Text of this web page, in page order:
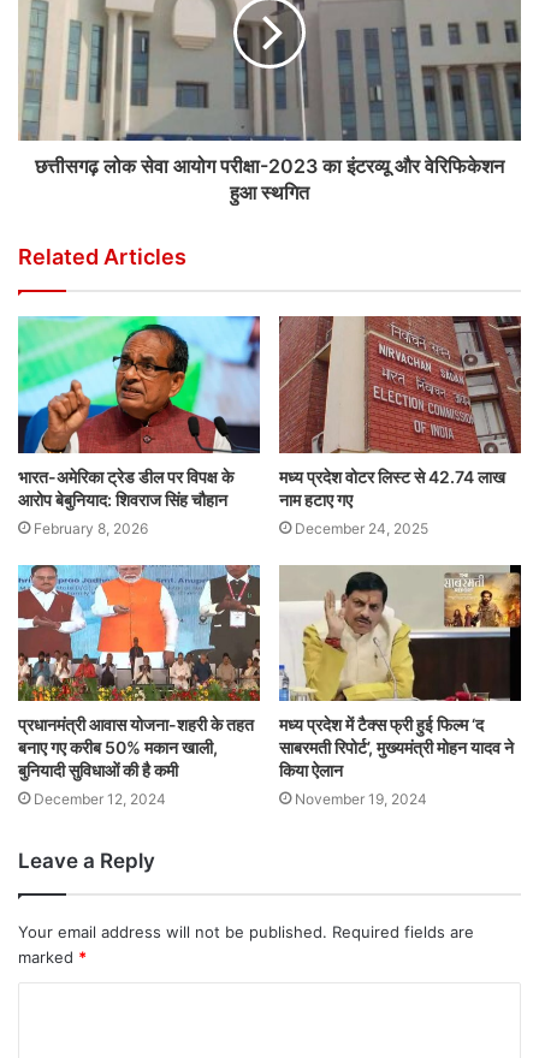
छत्तीसगढ़ लोक सेवा आयोग परीक्षा-2023 का इंटरव्यू और वेरिफिकेशन
हुआ स्थगित
Related Articles
भारत-अमेरिका ट्रेड डील पर विपक्ष के
आरोप बेबुनियाद: शिवराज सिंह चौहान
February 8, 2026
मध्य प्रदेश वोटर लिस्ट से 42.74 लाख
नाम हटाए गए
December 24, 2025
प्रधानमंत्री आवास योजना-शहरी के तहत
बनाए गए करीब 50% मकान खाली,
बुनियादी सुविधाओं की है कमी
December 12, 2024
मध्य प्रदेश में टैक्स फ्री हुई फिल्म ‘द
साबरमती रिपोर्ट’, मुख्यमंत्री मोहन यादव ने
किया ऐलान
November 19, 2024
Leave a Reply
Your email address will not be published. Required fields are
marked *